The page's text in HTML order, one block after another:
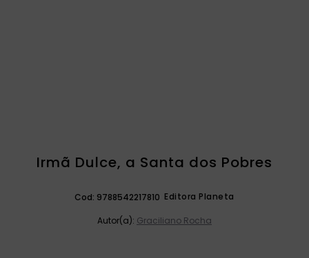
Irmã Dulce, a Santa dos Pobres
Cod: 9788542217810 Editora Planeta
Autor(a): Graciliano Rocha